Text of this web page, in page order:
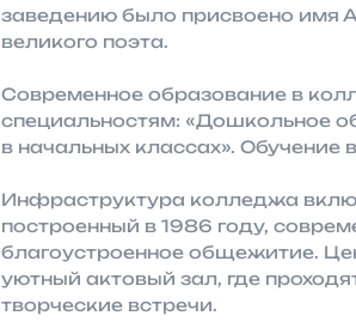
заведению было присвоено имя
великого поэта.
Современное образование в
специальностям: «Дошкольное
в начальных классах». Обучение
Инфраструктура колледжа
построенный в 1986 году,
благоустроенное общежитие.
уютный актовый зал, где
творческие встречи.